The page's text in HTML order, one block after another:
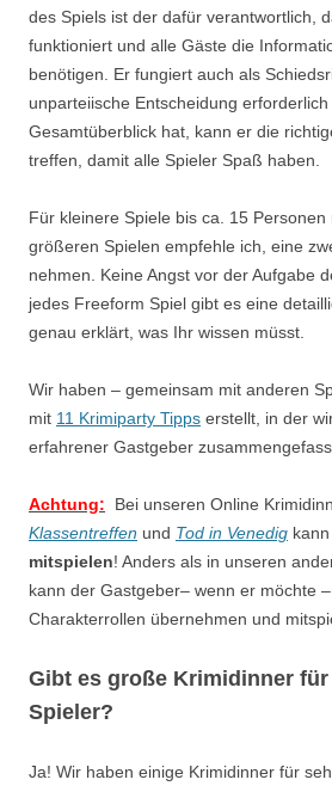
des Spiels ist der dafür verantwortlich,
funktioniert und alle Gäste die
benötigen. Er fungiert auch als
unparteiische Entscheidung
Gesamtüberblick hat, kann er die
treffen, damit alle Spieler Spaß haben.
Für kleinere Spiele bis ca. 15 Personen
größeren Spielen empfehle ich, eine
nehmen. Keine Angst vor der Aufgabe
jedes Freeform Spiel gibt es eine
genau erklärt, was Ihr wissen müsst.
Wir haben – gemeinsam mit anderen
mit 11 Krimiparty Tipps erstellt, in der
erfahrener Gastgeber
Achtung: Bei unseren Online
Klassentreffen und Tod in Venedig
mitspielen! Anders als in unseren
kann der Gastgeber– wenn er möchte
Charakterrollen übernehmen und
Gibt es große Krimidinner
Spieler?
Ja! Wir haben einige Krimidinner für